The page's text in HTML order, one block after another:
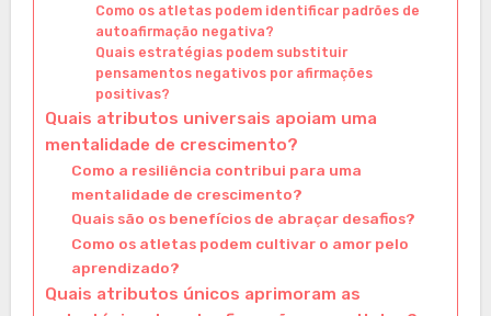
Como os atletas podem identificar padrões de
autoafirmação negativa?
Quais estratégias podem substituir
pensamentos negativos por afirmações
positivas?
Quais atributos universais apoiam uma
mentalidade de crescimento?
Como a resiliência contribui para uma
mentalidade de crescimento?
Quais são os benefícios de abraçar desafios?
Como os atletas podem cultivar o amor pelo
aprendizado?
Quais atributos únicos aprimoram as